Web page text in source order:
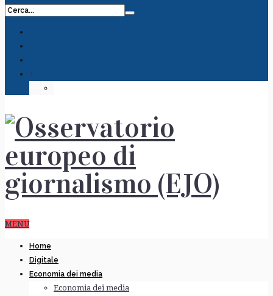
+
MENU
Home
Digitale
Economia dei media
Economia dei media